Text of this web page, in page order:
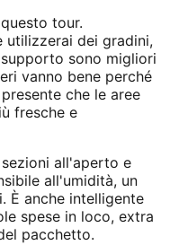
tour.
utilizzerai dei gradini,
sono migliori
vanno bene perché
che le aree
fresche e
all'aperto e
all'umidità, un
È anche intelligente
spese in loco, extra
pacchetto.